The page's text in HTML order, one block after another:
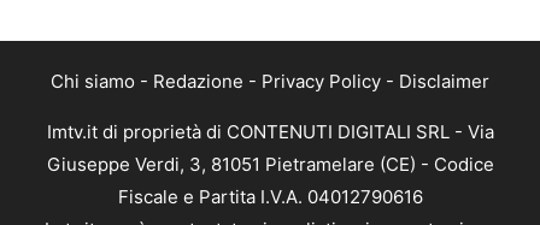
Chi siamo - Redazione - Privacy Policy - Disclaimer
Imtv.it di proprietà di CONTENUTI DIGITALI SRL - Via
Giuseppe Verdi, 3, 81051 Pietramelare (CE) - Codice
Fiscale e Partita I.V.A. 04012790616